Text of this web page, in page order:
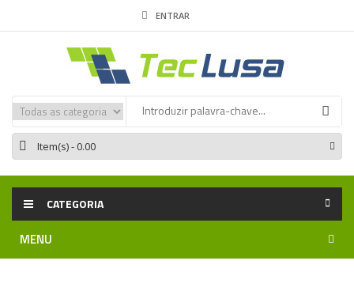
ENTRAR
Item(s)- 0.00
CATEGORIA
MENU